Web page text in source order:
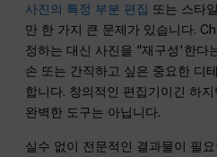
사진의 특정 부분 편집 또는 스타
만 한 가지 큰 문제가 있습니다.
정하는 대신 사진을 “재구성'한다
손 또는 간직하고 싶은 중요한 디
합니다. 창의적인 편집기이긴 하
완벽한 도구는 아닙니다.
실수 없이 전문적인 결과물이 필